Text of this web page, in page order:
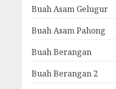
Buah Asam Gelugur
Buah Asam Pahong
Buah Berangan
Buah Berangan 2